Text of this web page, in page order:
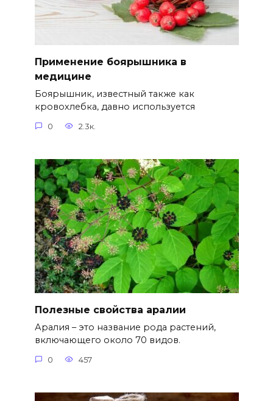
Применение боярышника в
медицине
Боярышник, известный также как
кровохлебка, давно используется
0 2.3к.
Полезные свойства аралии
Аралия – это название рода растений,
включающего около 70 видов.
0 457